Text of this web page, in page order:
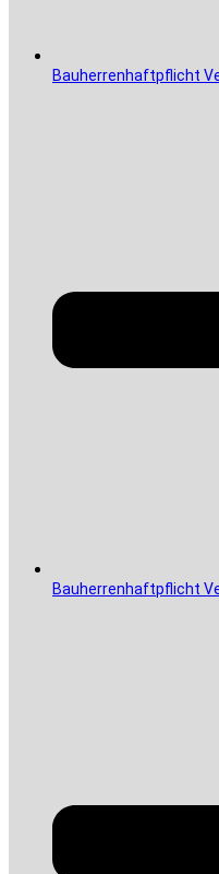
Bauherrenhaftpflicht
Bauherrenhaftpflicht